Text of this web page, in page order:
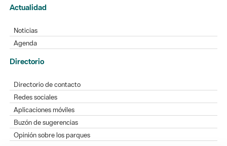
Actualidad
Noticias
Agenda
Directorio
Directorio de contacto
Redes sociales
Aplicaciones móviles
Buzón de sugerencias
Opinión sobre los parques